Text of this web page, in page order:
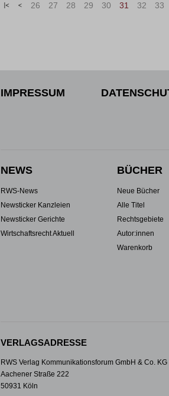
« < 26 27 28 29 30 31 32 33
IMPRESSUM
NEWS
RWS-News
Newsticker Kanzleien
Newsticker Gerichte
Wirtschaftsrecht Aktuell
BÜCHER
Neue Bücher
Alle Titel
Rechtsgebiete
Autor:innen
Warenkorb
VERLAGSADRESSE
RWS Verlag Kommunikationsforum GmbH & Co. KG
Aachener Straße 222
50931 Köln